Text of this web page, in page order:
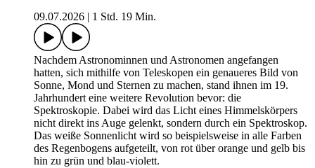
09.07.2026
1 Std. 19 Min.
Nachdem Astronominnen und Astronomen angefangen
hatten, sich mithilfe von Teleskopen ein genaueres Bild von
Sonne, Mond und Sternen zu machen, stand ihnen im 19.
Jahrhundert eine weitere Revolution bevor: die
Spektroskopie. Dabei wird das Licht eines Himmelskörpers
nicht direkt ins Auge gelenkt, sondern durch ein Spektroskop.
Das weiße Sonnenlicht wird so beispielsweise in alle Farben
des Regenbogens aufgeteilt, von rot über orange und gelb bis
hin zu grün und blau-violett.